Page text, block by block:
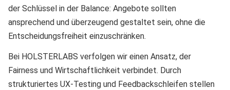
der Schlüssel in der Balance: Angebote sollten
ansprechend und überzeugend gestaltet sein, ohne die
Entscheidungsfreiheit einzuschränken.
Bei HOLSTERLABS verfolgen wir einen Ansatz, der
Fairness und Wirtschaftlichkeit verbindet. Durch
strukturiertes UX-Testing und Feedbackschleifen stellen